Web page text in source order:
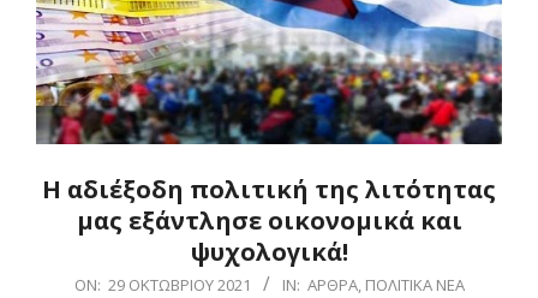
Η αδιέξοδη πολιτική της λιτότητας
μας εξάντλησε οικονομικά και
ψυχολογικά!
2021-ON: 29 ΟΚΤΩΒΡΊΟΥ 2021 IN: ΆΡΘΡΑ, ΠΟΛΙΤΙΚΆ ΝΈΑ